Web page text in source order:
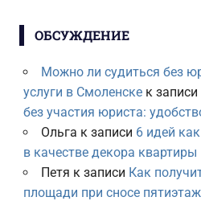
ОБСУЖДЕНИЕ
Можно ли судиться без
услуги в Смоленскек записи
без участия юриста:
Ольга к записи 6 идей
в качестве декора квартиры
Петя к записи Как
площади при сносе